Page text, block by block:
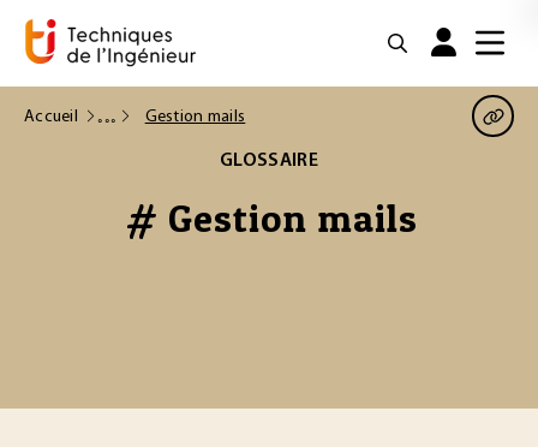
Accueil Gestion mails
GLOSSAIRE
# Gestion mails